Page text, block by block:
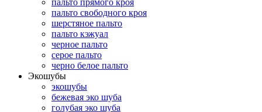
пальто прямого кроя
пальто свободного кроя
шерстяное пальто
пальто кэжуал
черное пальто
серое пальто
черно белое пальто
Экошубы
экошубы
бежевая эко шуба
голубая эко шуба